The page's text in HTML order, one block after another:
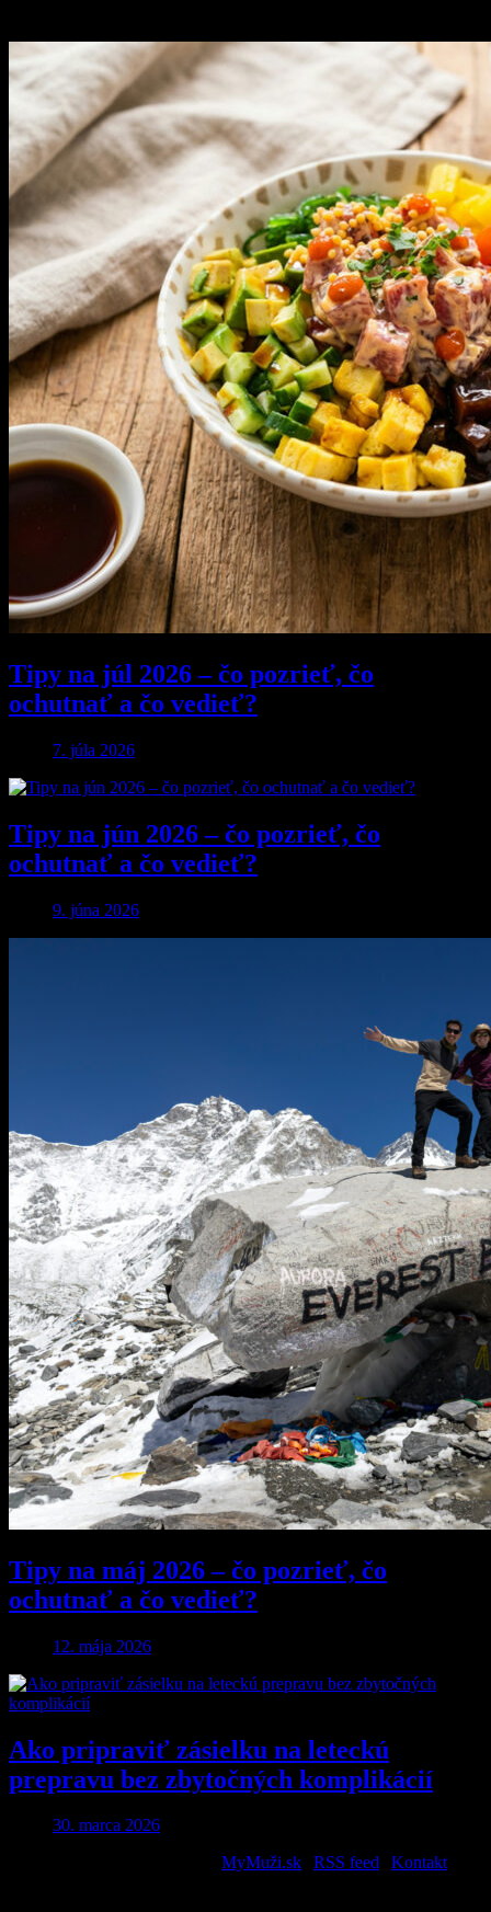
Tipy na júl 2026 – čo pozrieť, čo
ochutnať a čo vedieť?
7. júla 2026
Tipy na jún 2026 – čo pozrieť, čo
ochutnať a čo vedieť?
9. júna 2026
Tipy na máj 2026 – čo pozrieť, čo
ochutnať a čo vedieť?
12. mája 2026
Ako pripraviť zásielku na leteckú
prepravu bez zbytočných komplikácií
30. marca 2026
MyMuži.sk RSS feed Kontakt